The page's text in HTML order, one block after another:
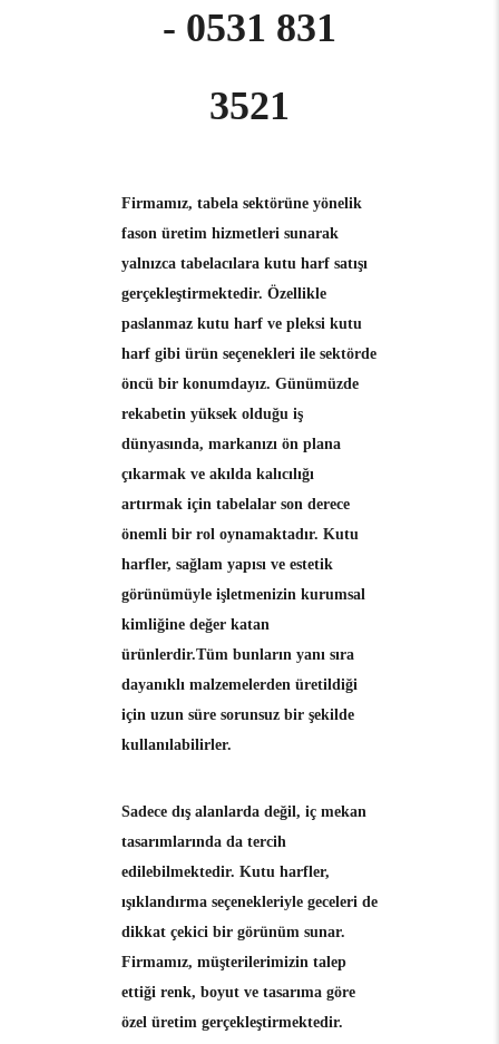
- 0531 831
3521
Firmamız, tabela sektörüne yönelik
fason üretim hizmetleri sunarak
yalnızca tabelacılara kutu harf satışı
gerçekleştirmektedir. Özellikle
paslanmaz kutu harf ve pleksi kutu
harf gibi ürün seçenekleri ile sektörde
öncü bir konumdayız. Günümüzde
rekabetin yüksek olduğu iş
dünyasında, markanızı ön plana
çıkarmak ve akılda kalıcılığı
artırmak için tabelalar son derece
önemli bir rol oynamaktadır. Kutu
harfler, sağlam yapısı ve estetik
görünümüyle işletmenizin kurumsal
kimliğine değer katan
ürünlerdir.Tüm bunların yanı sıra
dayanıklı malzemelerden üretildiği
için uzun süre sorunsuz bir şekilde
kullanılabilirler.
Sadece dış alanlarda değil, iç mekan
tasarımlarında da tercih
edilebilmektedir. Kutu harfler,
ışıklandırma seçenekleriyle geceleri de
dikkat çekici bir görünüm sunar.
Firmamız, müşterilerimizin talep
ettiği renk, boyut ve tasarıma göre
özel üretim gerçekleştirmektedir.